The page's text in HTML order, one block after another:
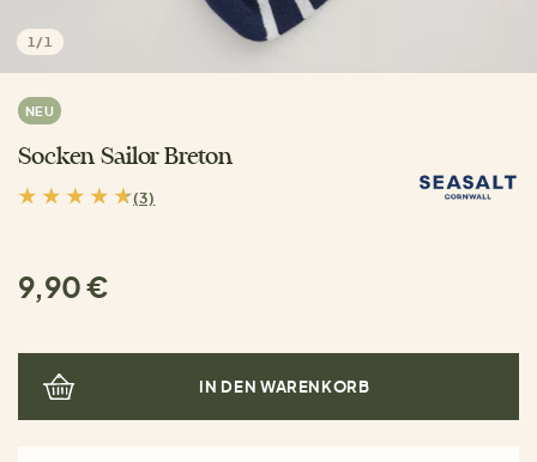
1 / 1
NEU
Socken Sailor Breton
(3)
9,90 €
IN DEN WARENKORB